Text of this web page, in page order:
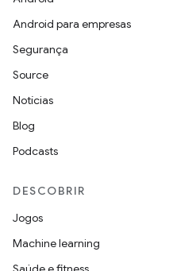
Android para empresas
Segurança
Source
Notícias
Blog
Podcasts
DESCOBRIR
Jogos
Machine learning